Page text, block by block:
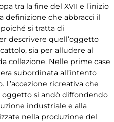
tra la fine del XVII e l’inizio
definizione che abbracci il
si tratta di
descrivere quell’oggetto
sia per alludere al
collezione. Nelle prime case
subordinata all’intento
L’accezione ricreativa che
si andò diffondendo
industriale e alla
nella produzione del